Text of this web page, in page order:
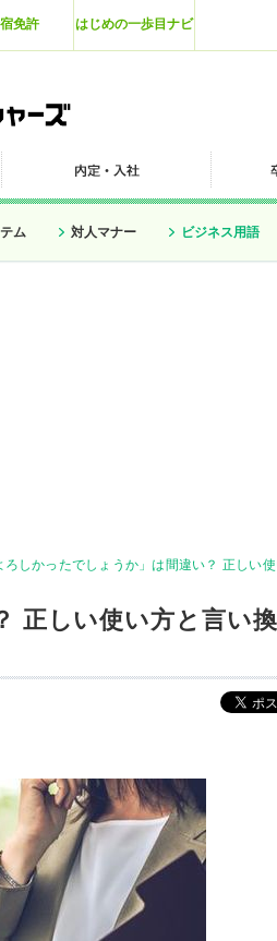
免許 はじめの一歩目ナビ
ム 対人マナー ビジネス用語
ろしかったでしょうか」は間違い？ 正しい
正しい使い方と言い換